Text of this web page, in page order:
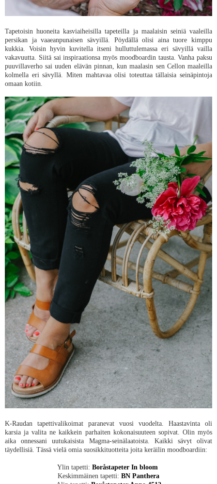
Tapetoisin huoneita kasviaiheisilla tapeteilla ja maalaisin seiniä vaaleilla
persikan ja vaaeanpunaisen sävyillä. Pöydällä olisi aina tuore kimppu
kukkia. Voisin hyvin kuvitella itseni hulluttulemassa eri sävyillä vailla
vakavuutta. Siitä sai inspiraationsa myös moodboardin tausta. Vanha paksu
puuvillaverho sai uuden elävän pinnan, kun maalasin sen Cellon maaleilla
kolmella eri sävyllä. Miten mahtavaa olisi toteuttaa tällaisia seinäpintoja
omaan kotiin.
K-Raudan tapettivalikoimat paranevat vuosi vuodelta. Haastavinta oli
karsia ja valita ne kaikkein parhaiten kokonaisuuteen sopivat. Olin myös
aika onnessani uutukaisista Magma-seinälaatoista. Kaikki sävyt olivat
täydellisiä. Tässä vielä omia suosikkituotteita joita keräilin moodboardiin:
Ylin tapetti: Boråstapeter In bloom
Keskimmäinen tapetti: BN Panthera